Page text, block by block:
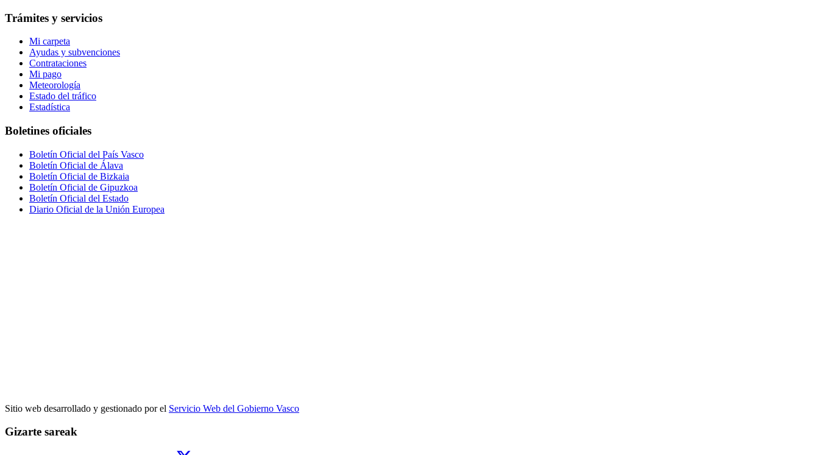
Trámites y servicios
Mi carpeta
Ayudas y subvenciones
Contrataciones
Mi pago
Meteorología
Estado del tráfico
Estadística
Boletines oficiales
Boletín Oficial del País Vasco
Boletín Oficial de Álava
Boletín Oficial de Bizkaia
Boletín Oficial de Gipuzkoa
Boletín Oficial del Estado
Diario Oficial de la Unión Europea
Sitio web desarrollado y gestionado por el Servicio Web del Gobierno Vasco
Gizarte sareak